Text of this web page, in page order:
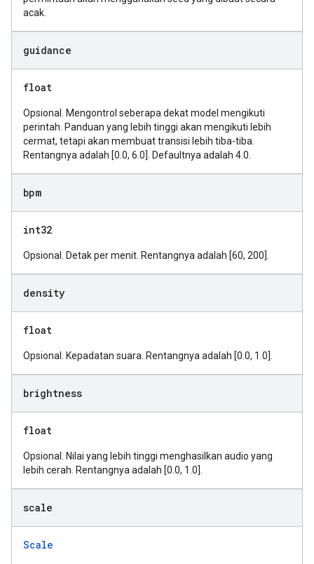
acak.
guidance
float
Opsional. Mengontrol seberapa dekat model mengikuti
perintah. Panduan yang lebih tinggi akan mengikuti lebih
cermat, tetapi akan membuat transisi lebih tiba-tiba.
Rentangnya adalah [0.0, 6.0]. Defaultnya adalah 4.0.
bpm
int32
Opsional. Detak per menit. Rentangnya adalah [60, 200].
density
float
Opsional. Kepadatan suara. Rentangnya adalah [0.0, 1.0].
brightness
float
Opsional. Nilai yang lebih tinggi menghasilkan audio yang
lebih cerah. Rentangnya adalah [0.0, 1.0].
scale
Scale